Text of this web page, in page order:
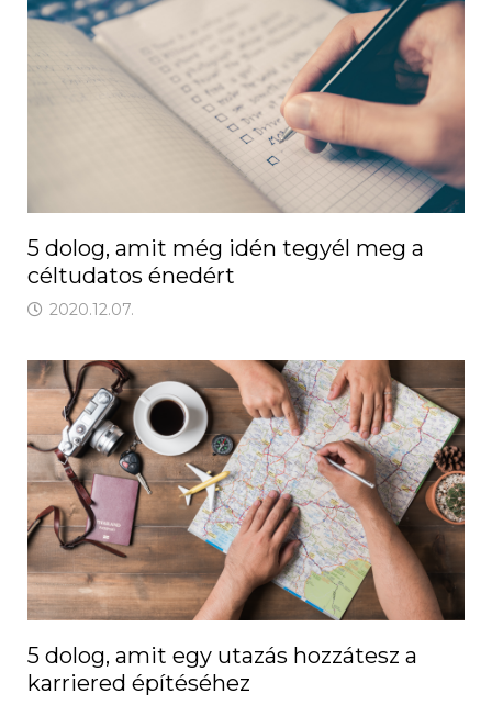
5 dolog, amit még idén tegyél meg a
céltudatos énedért
2020.12.07.
5 dolog, amit egy utazás hozzátesz a
karriered építéséhez